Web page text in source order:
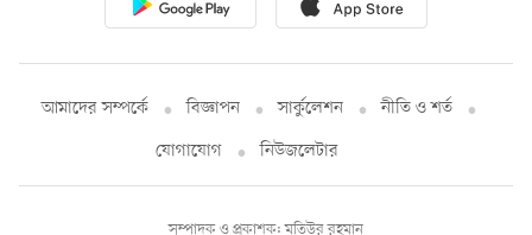
আমাদের সম্পর্কে বিজ্ঞাপন সার্কুলেশন
নীতি ও শর্ত
যোগাযোগ
নিউজলেটার
সম্পাদক ও প্রকাশক: মতিউর রহমান